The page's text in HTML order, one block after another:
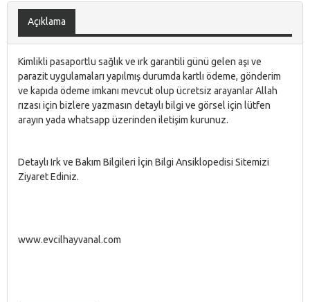
Açıklama
Kimlikli pasaportlu sağlık ve ırk garantili günü gelen aşı ve
parazit uygulamaları yapılmış durumda kartlı ödeme, gönderim
ve kapıda ödeme imkanı mevcut olup ücretsiz arayanlar Allah
rızası için bizlere yazmasın detaylı bilgi ve görsel için lütfen
arayın yada whatsapp üzerinden iletişim kurunuz.
Detaylı Irk ve Bakım Bilgileri İçin Bilgi Ansiklopedisi Sitemizi
Ziyaret Ediniz.
www.evcilhayvanal.com